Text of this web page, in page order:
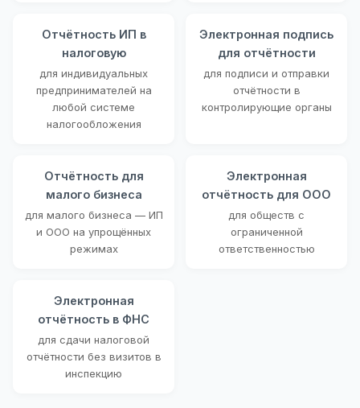
Отчётность ИП в
налоговую
для индивидуальных
предпринимателей на
любой системе
налогообложения
Электронная подпись
для отчётности
для подписи и отправки
отчётности в
контролирующие органы
Отчётность для
малого бизнеса
для малого бизнеса — ИП
и ООО на упрощённых
режимах
Электронная
отчётность для ООО
для обществ с
ограниченной
ответственностью
Электронная
отчётность в ФНС
для сдачи налоговой
отчётности без визитов в
инспекцию